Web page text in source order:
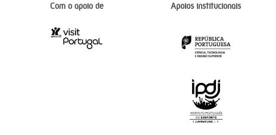
Com o apoio de Apoios institucionais